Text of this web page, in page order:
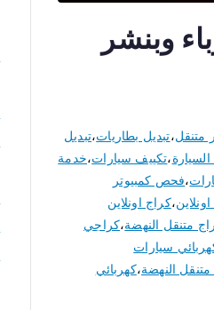
كراج كهرباء وبنشر
متنقل،تبديل بطاريات،تبديل
،تكييف سيارات،خدمة
،فحص كمبيوتر
،كراج اونلاين
متنقل النهضة،كراجي
سيارات
النهضة،كهربائي